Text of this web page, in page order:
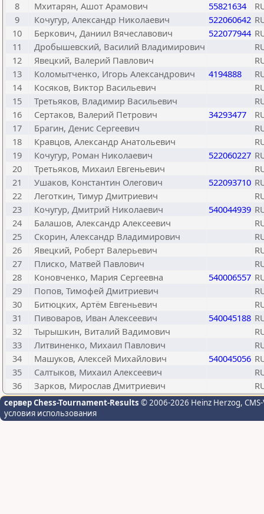
8
Мхитарян, Ашот Арамович 55821634
9
Кочугур, Александр Николаевич 522060642
10
Беркович, Даниил Вячеславович 522077944
11
Дробышевский, Василий Владимирович
12
Явецкий, Валерий Павлович
13
Коломытченко, Игорь Александрович 4194888
14
Косяков, Виктор Васильевич
15
Третьяков, Владимир Васильевич
16
Сертаков, Валерий Петрович 34293477
17
Брагин, Денис Сергеевич
18
Кравцов, Александр Анатольевич
19
Кочугур, Роман Николаевич 522060227
20
Третьяков, Михаил Евгеньевич
21
Ушаков, Константин Олегович 522093710
22
Леготкин, Тимур Дмитриевич
23
Кочугур, Дмитрий Николаевич 540044939
24
Балашов, Александр Алексеевич
25
Скорин, Александр Владимирович
26
Явецкий, Роберт Валерьевич
27
Плиско, Матвей Павлович
28
Коновченко, Мария Сергеевна 540006557
29
Попов, Тимофей Дмитриевич
30
Битюцких, Артём Евгеньевич
31
Пивоваров, Иван Алексеевич 540045188
32
Тырышкин, Виталий Вадимович
33
Литвиненко, Михаил Павлович
34
Машуков, Алексей Михайлович 540045056
35
Салтыков, Михаил Алексеевич
36
Зарков, Мирослав Дмитриевич
сервер Chess-Tournament-Results © 2006-2026 Heinz Herzog,
условия использования